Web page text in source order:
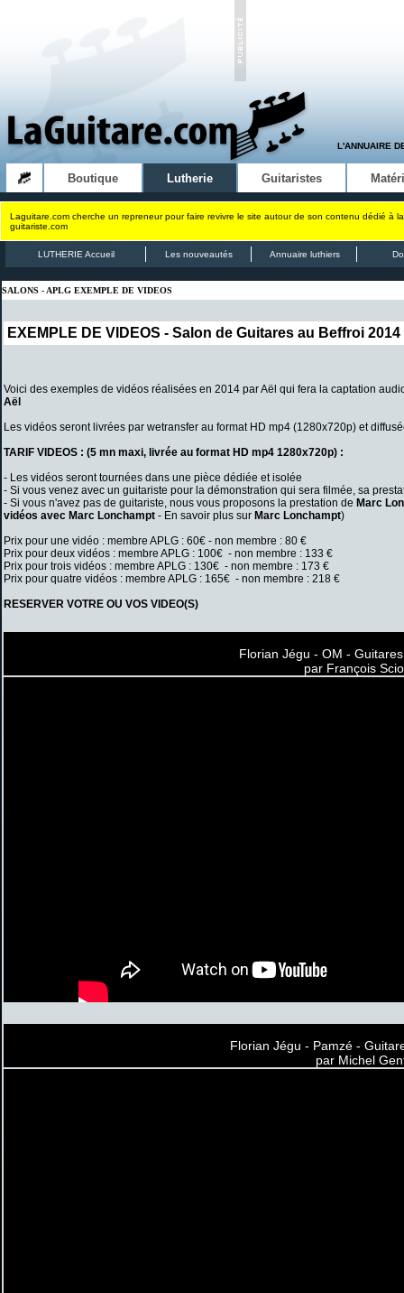
L'ANNUAIRE
Boutique Lutherie Guitaristes
Laguitare.com cherche un repreneur pour faire revivre le site autour de son contenu dédié à
guitariste.com
LUTHERIE Accueil Les nouveautés Annuaire luthiers
SALONS - APLG EXEMPLE DE VIDEOS
EXEMPLE DE VIDEOS - Salon de Guitares au Beffroi 2014
Voici des exemples de vidéos réalisées en 2014 par Aël qui fera la captation
Aël
Les vidéos seront livrées par wetransfer au format HD mp4 (1280x720p) et
TARIF VIDEOS : (5 mn maxi, livrée au format HD mp4 1280x720p) :
- Les vidéos seront tournées dans une pièce dédiée et isolée
- Si vous venez avec un guitariste pour la démonstration qui sera filmée, sa
- Si vous n'avez pas de guitariste, nous vous proposons la prestation de Marc
vidéos avec Marc Lonchampt - En savoir plus sur Marc Lonchampt)
Prix pour une vidéo : membre APLG : 60€ - non membre : 80 €
Prix pour deux vidéos : membre APLG : 100€ - non membre : 133 €
Prix pour trois vidéos : membre APLG : 130€ - non membre : 173 €
Prix pour quatre vidéos : membre APLG : 165€ - non membre : 218 €
RESERVER VOTRE OU VOS VIDEO(S)
Florian Jégu - OM -
par François
Florian Jégu - Pamzé -
par Michel